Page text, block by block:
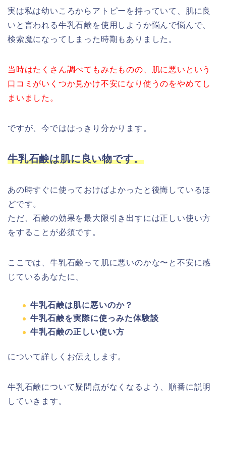
実は私は幼いころからアトピーを持っていて、肌に良
いと言われる牛乳石鹸を使用しようか悩んで悩んで、
検索魔になってしまった時期もありました。
当時はたくさん調べてもみたものの、肌に悪いという
口コミがいくつか見かけ不安になり使うのをやめてし
まいました。
ですが、今でははっきり分かります。
牛乳石鹸は肌に良い物です。
あの時すぐに使っておけばよかったと後悔しているほ
どです。
ただ、石鹸の効果を最大限引き出すには正しい使い方
をすることが必須です。
ここでは、牛乳石鹸って肌に悪いのかな〜と不安に感
じているあなたに、
牛乳石鹸は肌に悪いのか？
牛乳石鹸を実際に使っみた体験談
牛乳石鹸の正しい使い方
について詳しくお伝えします。
牛乳石鹸について疑問点がなくなるよう、順番に説明
していきます。